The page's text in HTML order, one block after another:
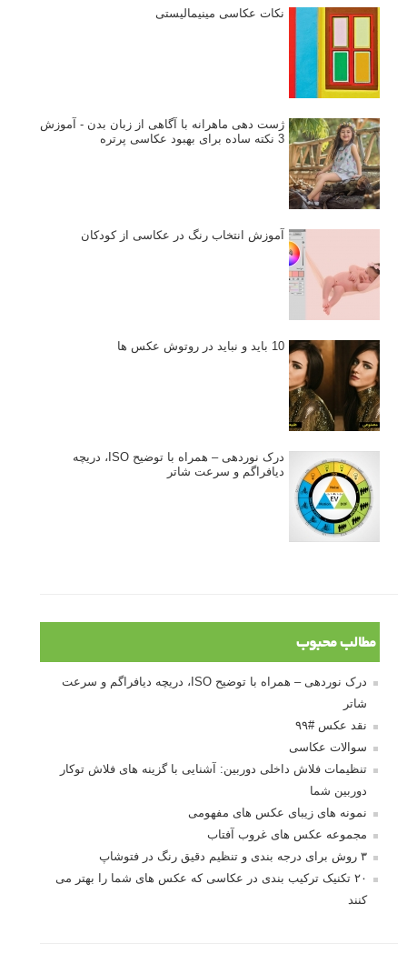
نکات عکاسی مینیمالیستی
ژست دهی ماهرانه با آگاهی از زبان بدن - آموزش
3 نکته ساده برای بهبود عکاسی پرتره
آموزش انتخاب رنگ در عکاسی از کودکان
10 باید و نباید در روتوش عکس ها
درک نوردهی – همراه با توضیح ISO، دریچه
دیافراگم و سرعت شاتر
مطالب محبوب
درک نوردهی – همراه با توضیح ISO، دریچه دیافراگم و سرعت
شاتر
نقد عکس #۹۹
سوالات عکاسی
تنظیمات فلاش داخلی دوربین: آشنایی با گزینه های فلاش توکار
دوربین شما
نمونه های زیبای عکس های مفهومی
مجموعه عکس های غروب آفتاب
۳ روش برای درجه بندی و تنظیم دقیق رنگ در فتوشاپ
۲۰ تکنیک ترکیب بندی در عکاسی که عکس های شما را بهتر می
کنند